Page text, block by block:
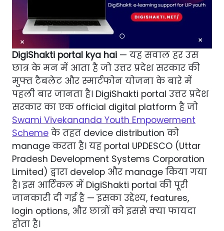
DigiShakti portal kya hai — यह सवाल हर उस
छात्र के मन में आता है जो उत्तर प्रदेश सरकार की
मुफ्त टैबलेट और स्मार्टफोन योजना के बारे में
पहली बार जानता है। DigiShakti portal उत्तर प्रदेश
सरकार का एक official digital platform है जो
Swami Vivekananda Youth Empowerment
Scheme के तहत device distribution को
manage करता है। यह portal UPDESCO (Uttar
Pradesh Development Systems Corporation
Limited) द्वारा develop और manage किया गया
है। इस आर्टिकल में DigiShakti portal की पूरी
जानकारी दी गई है — इसका उद्देश्य, features,
login options, और छात्रों को इससे क्या फायदा
होता है।